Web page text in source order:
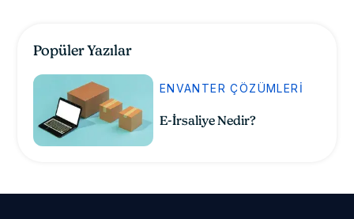
Popüler Yazılar
ENVANTER ÇÖZÜMLERI
E-İrsaliye Nedir?